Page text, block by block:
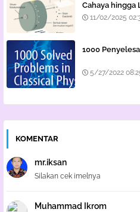
Cahaya hingga
11/02/2025
1000
5/27/2022
KOMENTAR
mr.iksan
Silakan cek imelnya
Muhammad Ikrom